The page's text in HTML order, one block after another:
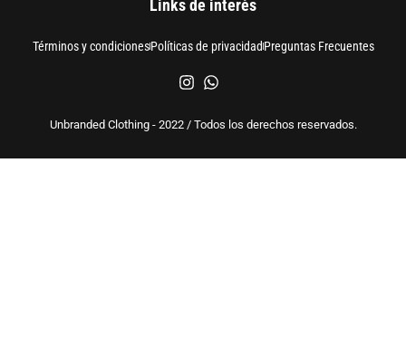
Links de interés
Términos y condicionesPolíticas de privacidadPreguntas Frecuentes
Unbranded Clothing - 2022 / Todos los derechos reservados.